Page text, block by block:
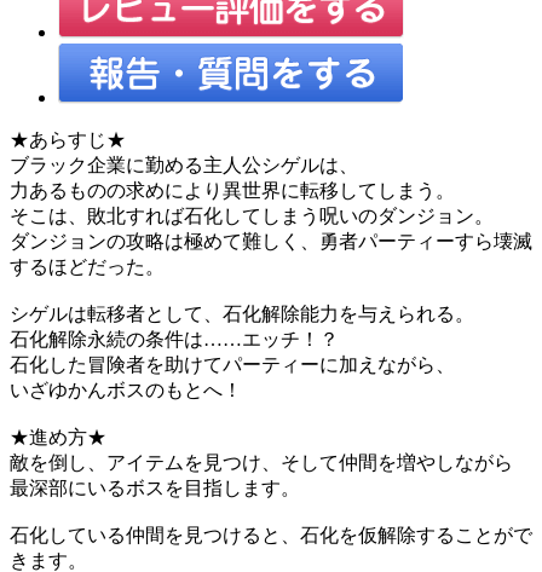
★あらすじ★
ブラック企業に勤める主人公シゲルは、
力あるものの求めにより異世界に転移してしまう。
そこは、敗北すれば石化してしまう呪いのダンジョン。
ダンジョンの攻略は極めて難しく、勇者パーティーすら壊滅
するほどだった。
シゲルは転移者として、石化解除能力を与えられる。
石化解除永続の条件は……エッチ！？
石化した冒険者を助けてパーティーに加えながら、
いざゆかんボスのもとへ！
★進め方★
敵を倒し、アイテムを見つけ、そして仲間を増やしながら
最深部にいるボスを目指します。
石化している仲間を見つけると、石化を仮解除することがで
きます。